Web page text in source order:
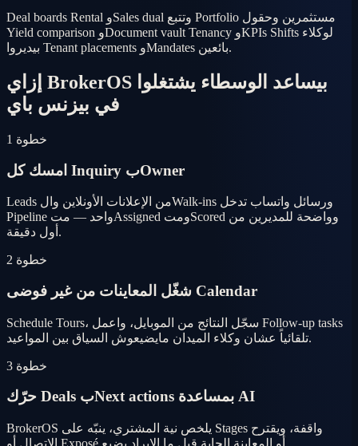
Deal boards Rental وSales dual وتتبع Portfolio مستثمرين وحقول
Yield comparison وDocument vault Tenancy وKPIs Shifts لوكلاء
بيديروا Tenant placements وMandates بائعين.
إزاي BrokerOS بيساعد الوسطاء يشتغلوا
في بيزنس باي
خطوة 1
امسك كل Inquiry بOwner
Leads من الإعلانات الأونلاين والWalk-ins ورسائل واتساب تدخل
Pipeline واحد — متAssigned ومتScored وواضحة للمديرين من
أول دقيقة.
خطوة 2
شغّل المعاينات من غير فوضى Calendar
Schedule Tours، سجّل النتائج من الموبايل، واعمل Follow-up tasks
تلقائياً عشان وكلاء الميدان مايضيعوش السياق بين المواعيد.
خطوة 3
حرّك Deals بNext actions بمساعدة AI
BrokerOS يلخص نية المشتري، ينبّه على Stages واقفة، ويقترح